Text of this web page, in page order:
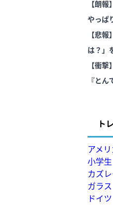
いも
【朗
やっぱ
【悲報】日
は？」
【衝
『と
ト
アメ
小学生
カズ
ガラス
ドイツ